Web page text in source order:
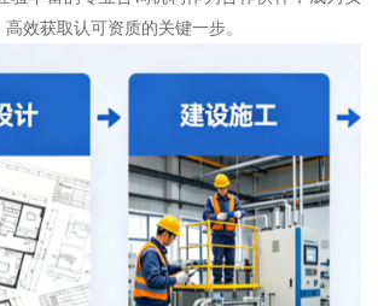
效获取认可资质的关键一步。